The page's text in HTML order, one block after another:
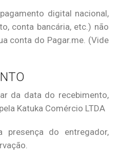
digital nacional,
conta bancária, etc.) não
conta do Pagar.me. (Vide
da data do recebimento,
Katuka Comércio LTDA
do entregador,